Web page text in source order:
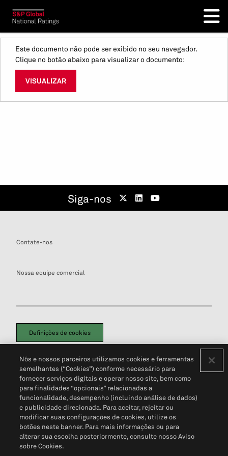
Este documento não pode ser exibido no seu navegador.
Clique no botão abaixo para visualizar o documento:
VISUALIZAR
Siga-nos
Contate-nos
Nossa equipe comercial
Definições de cookies
Política de PrivacidadePortal de privacidade do cliente (em inglês)
Não Venda Minhas Informações Pessoais© 2026 S&P Global
Nós e nossos parceiros utilizamos cookies e ferramentas
semelhantes (“Cookies”) conforme necessário para
fornecer serviços digitais e operar nosso site, bem como
para finalidades “opcionais” relacionadas a
funcionalidade, desempenho (incluindo análise de dados)
e publicidade direcionada. Para aceitar, rejeitar ou
modificar suas configurações de cookies, utilize os
botões neste banner. Para mais informações ou para
alterar sua escolha posteriormente, consulte nosso Aviso
sobre Cookies.